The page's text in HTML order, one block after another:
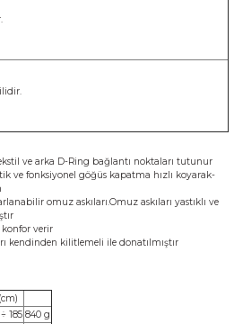
ve arka D-Ring bağlantı noktaları tutunur
ve fonksiyonel göğüs kapatma hızlı koyarak-
omuz askıları.Omuz askıları yastıklı ve
konfor verir
kendinden kilitlemeli ile donatılmıştır
185 840 g